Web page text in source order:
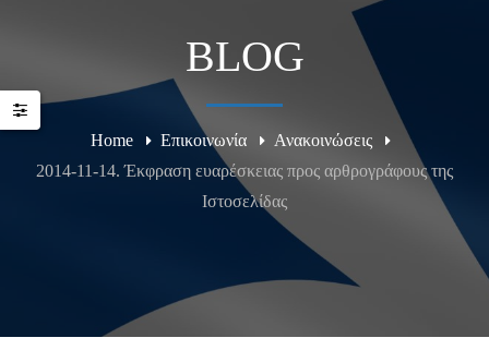
BLOG
Home Επικοινωνία
Ανακοινώσεις
2014-11-14. Έκφραση ευαρέσκειας προς αρθρογράφους της
Ιστοσελίδας